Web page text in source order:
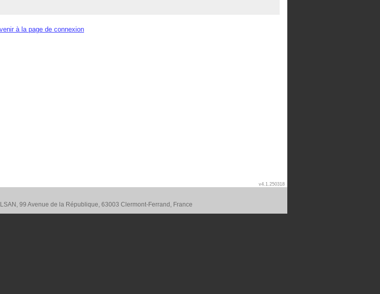
à la page de connexion
v4.1.250318
99 Avenue de la République, 63003 Clermont-Ferrand, France